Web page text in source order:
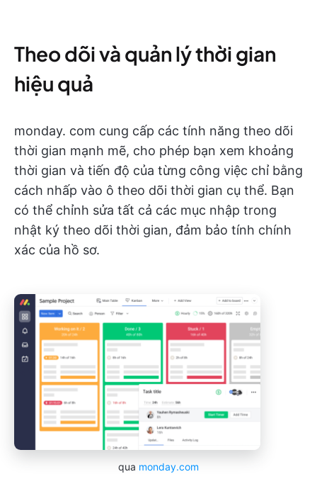
Theo dõi và quản lý thời gian
hiệu quả
monday. com cung cấp các tính năng theo dõi
thời gian mạnh mẽ, cho phép bạn xem khoảng
thời gian và tiến độ của từng công việc chỉ bằng
cách nhấp vào ô theo dõi thời gian cụ thể. Bạn
có thể chỉnh sửa tất cả các mục nhập trong
nhật ký theo dõi thời gian, đảm bảo tính chính
xác của hồ sơ.
qua monday.com